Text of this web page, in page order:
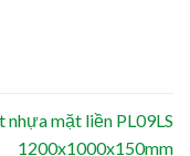
nhựa mặt liền PL09LS
1200x1000x150mm